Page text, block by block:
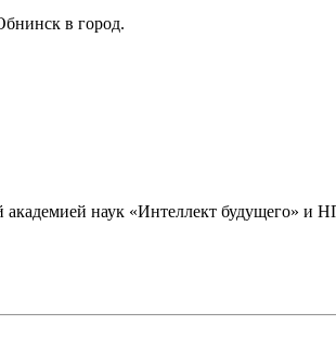
в город.
наук «Интеллект будущего» и